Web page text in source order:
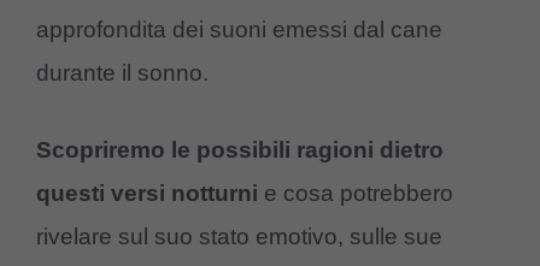
approfondita dei suoni emessi dal cane
durante il sonno.
Scopriremo le possibili ragioni dietro
questi versi notturni e cosa potrebbero
rivelare sul suo stato emotivo, sulle sue